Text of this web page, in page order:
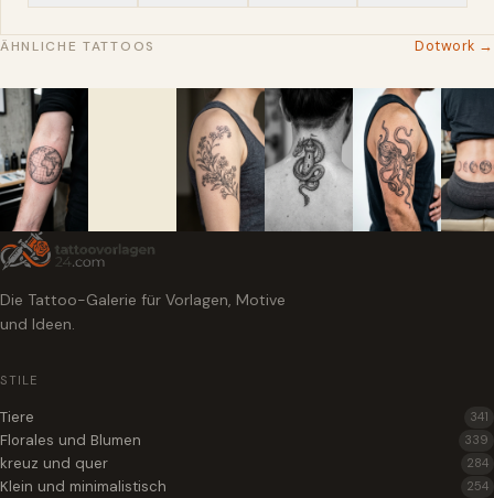
ÄHNLICHE TATTOOS Dotwork →
Die Tattoo-Galerie für Vorlagen, Motive
und Ideen.
STILE
Tiere 341
Florales und Blumen 339
kreuz und quer 284
Klein und minimalistisch 254